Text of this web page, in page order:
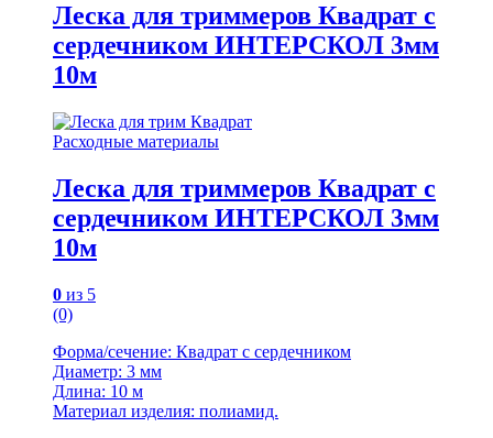
Леска для триммеров Квадрат с
сердечником ИНТЕРСКОЛ 3мм
10м
Расходные материалы
Леска для триммеров Квадрат с
сердечником ИНТЕРСКОЛ 3мм
10м
0 из 5
(0)
Форма/сечение: Квадрат с сердечником
Диаметр: 3 мм
Длина: 10 м
Материал изделия: полиамид.